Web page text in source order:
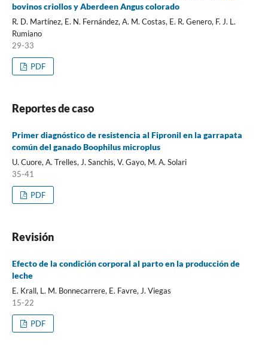
bovinos criollos y Aberdeen Angus colorado
R. D. Martínez, E. N. Fernández, A. M. Costas, E. R. Genero, F. J. L.
Rumiano
29-33
PDF
Reportes de caso
Primer diagnóstico de resistencia al Fipronil en la garrapata
común del ganado Boophilus microplus
U. Cuore, A. Trelles, J. Sanchis, V. Gayo, M. A. Solari
35-41
PDF
Revisión
Efecto de la condición corporal al parto en la producción de
leche
E. Krall, L. M. Bonnecarrere, E. Favre, J. Viegas
15-22
PDF